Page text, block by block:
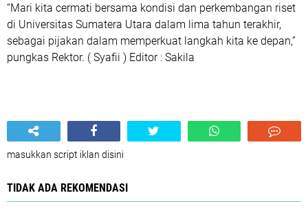
“Mari kita cermati bersama kondisi dan perkembangan riset
di Universitas Sumatera Utara dalam lima tahun terakhir,
sebagai pijakan dalam memperkuat langkah kita ke depan,”
pungkas Rektor. ( Syafii ) Editor : Sakila
masukkan script iklan disini
TIDAK ADA REKOMENDASI